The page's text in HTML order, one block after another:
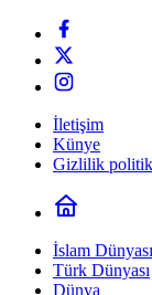
İletişim
Künye
Gizlilik
İslam Dünyası
Türk Dünyası
Dünya